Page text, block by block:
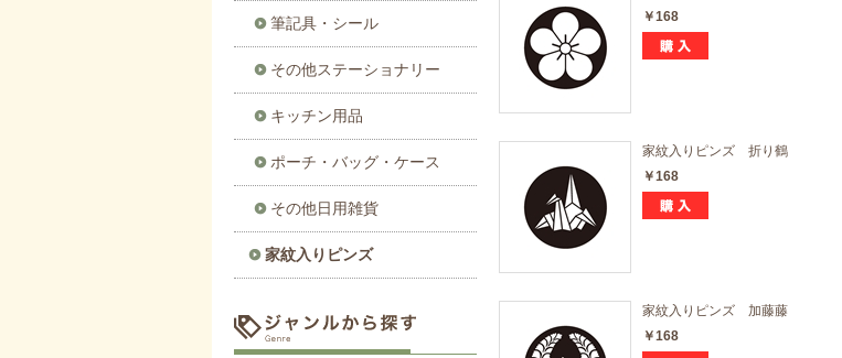
￥168
家紋入りピンズ 折り鶴
￥168
家紋入りピンズ 加藤藤
￥168
筆記具・シール
その他ステーショナリー
キッチン用品
ポーチ・バッグ・ケース
その他日用雑貨
家紋入りピンズ